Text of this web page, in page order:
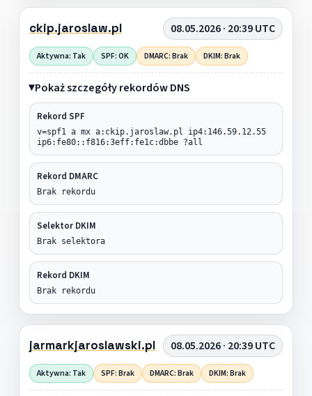
ckip.jaroslaw.pl 08.05.2026 · 20:39 UTC
Aktywna: Tak SPF: OK DMARC: Brak DKIM: Brak
Pokaż szczegóły rekordów DNS
Rekord SPF
v=spf1 a mx a:ckip.jaroslaw.pl ip4:146.59.12.55
ip6:fe80::f816:3eff:fe1c:dbbe ?all
Rekord DMARC
Brak rekordu
Selektor DKIM
Brak selektora
Rekord DKIM
Brak rekordu
jarmarkjaroslawski.pl 08.05.2026 · 20:39 UTC
Aktywna: Tak SPF: Brak DMARC: Brak DKIM: Brak